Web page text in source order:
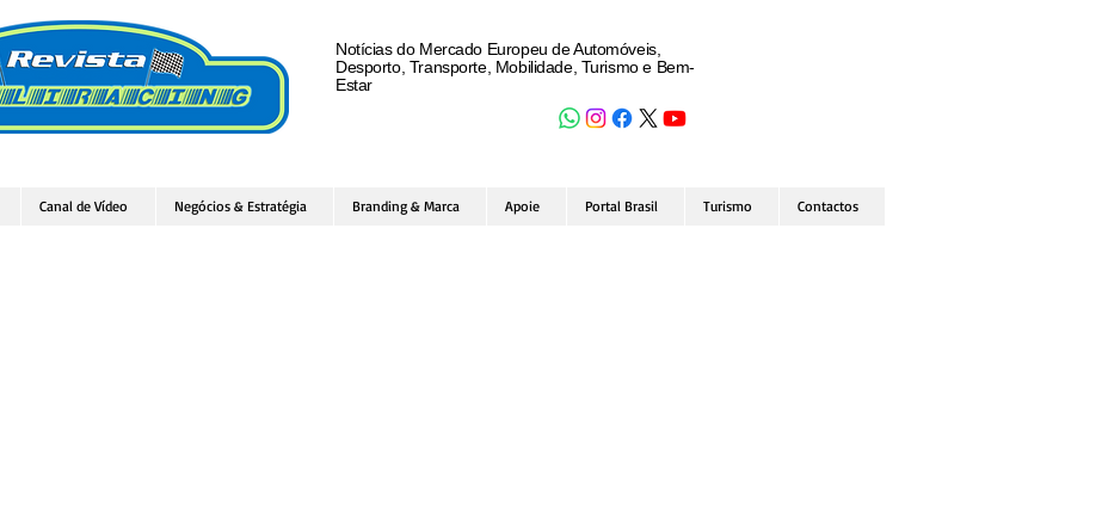
Notícias do Mercado Europeu de Automóveis,
Desporto, Transporte, Mobilidade, Turismo e Bem-
Estar
Canal de Vídeo Negócios & Estratégia Branding & Marca Apoie Portal Brasil Turismo Contactos